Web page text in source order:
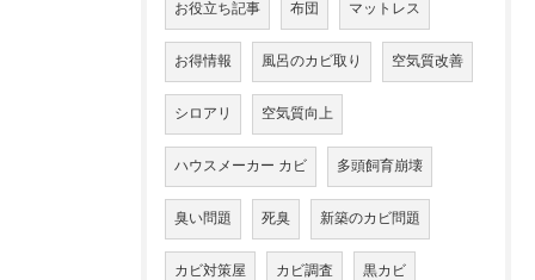
お役立ち記事 布団 マットレス
お得情報 風呂のカビ取り 空気質改善
シロアリ 空気質向上
ハウスメーカー カビ 多頭飼育崩壊
臭い問題 死臭 新築のカビ問題
カビ対策屋 カビ調査 黒カビ